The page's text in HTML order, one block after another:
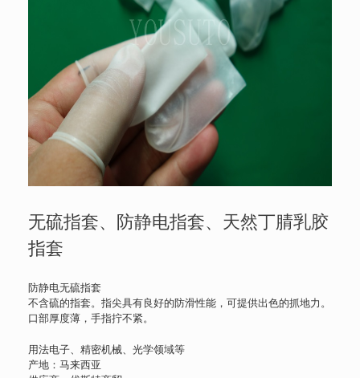
无硫指套、防静电指套、天然丁腈乳胶
指套
防静电无硫指套
不含硫的指套。指尖具有良好的防滑性能，可提供出色的抓地力。
口部厚度薄，手指拧不紧。
用法电子、精密机械、光学领域等
产地：马来西亚